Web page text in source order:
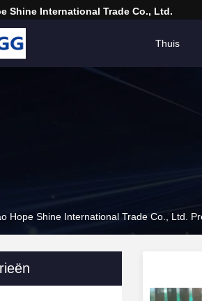
Shine International Trade Co., Ltd.
Thuis
Hope Shine International Trade Co., Ltd.